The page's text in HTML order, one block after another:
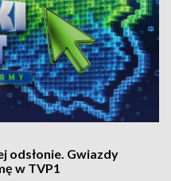
odsłonie. Gwiazdy
w TVP1